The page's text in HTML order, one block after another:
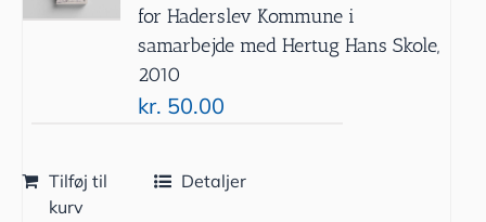
for Haderslev Kommune i
samarbejde med Hertug Hans Skole,
2010
kr. 50.00
Tilføj til
kurv
Detaljer